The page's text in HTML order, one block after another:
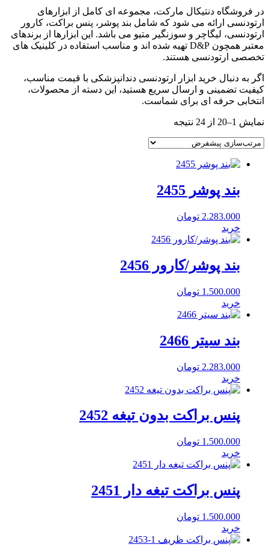
در فروشگاه دنتیکال مارکت، مجموعه ای کامل از ابزارهای
ارتودنسی ارائه می شود که شامل بند پوشر، پنس براکت، کارور
ارتودنسی، لیگاچر و سوزنگیر متیو می باشد. این ابزارها از برندهای
معتبر همچون D&P تهیه شده اند و مناسب استفاده در کلینیک های
تخصصی ارتودنسی هستند.
اگر به دنبال خرید ابزار ارتودنسی دندانپزشکی با قیمت مناسب،
کیفیت تضمینی و ارسال سریع هستید، این دسته از محصولات،
انتخابی حرفه ای برای شماست.
نمایش 1–20 از 24 نتیجه
بند پوشر 2455
2.283.000 تومان
خرید
بند پوشر/کارور 2456
1.500.000 تومان
خرید
بند سیتر 2466
2.283.000 تومان
خرید
پنس براکت بدون تیغه 2452
1.500.000 تومان
خرید
پنس براکت تیغه دار 2451
1.500.000 تومان
خرید